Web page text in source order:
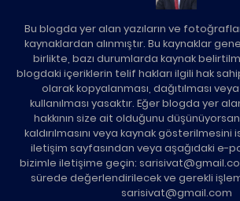
Bu blogda yer alan yazıların ve
kaynaklardan alınmıştır. Bu kaynaklar
birlikte, bazı durumlarda kaynak
blogdaki içeriklerin telif hakları ilgili hak
olarak kopyalanması, dağıtılması
kullanılması yasaktır. Eğer blogda yer
hakkının size ait olduğunu
kaldırılmasını veya kaynak gösterilmesini
iletişim sayfasından veya aşağıdaki e-
bizimle iletişime geçin:
sürede değerlendirilecek ve gerekli
sarisivat@gmail.com